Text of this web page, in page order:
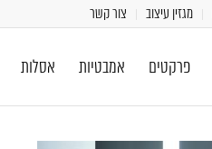
מגזין עיצוב צור קשר
פרקטים אמבטיות אסלות